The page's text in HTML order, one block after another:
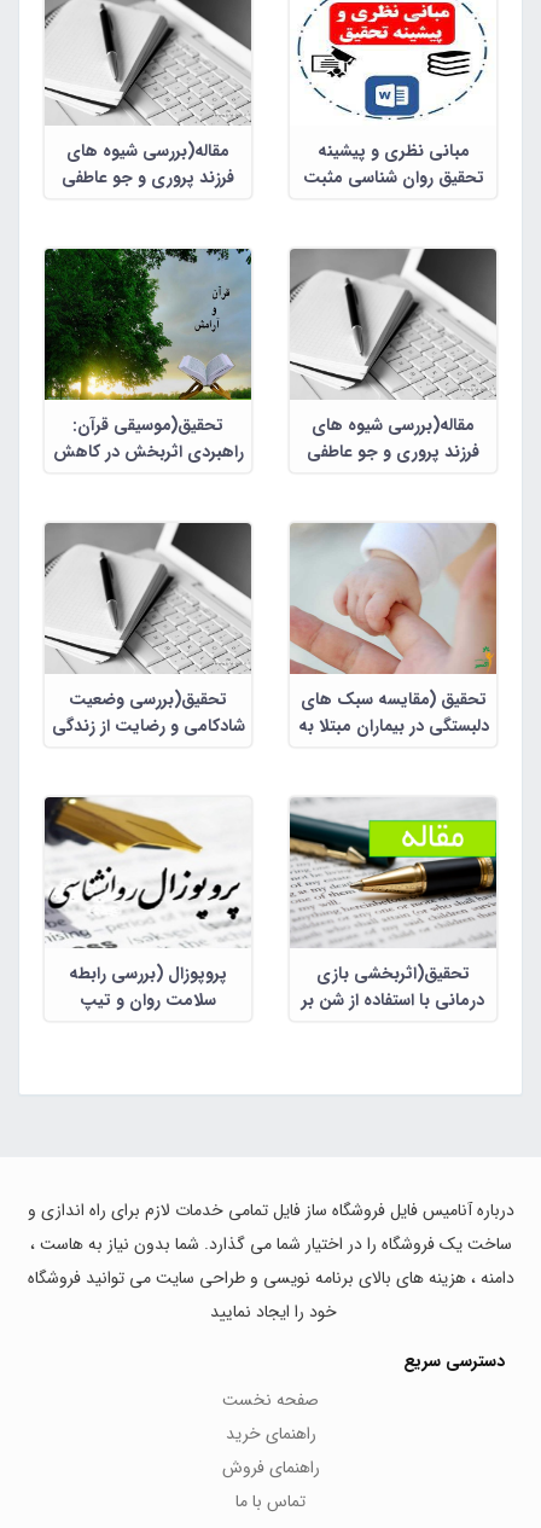
مبانی نظری و پیشینه
تحقیق روان شناسی مثبت
مقاله(بررسی شیوه های
فرزند پروری و جو عاطفی
اضطراب)
مقاله(بررسی شیوه های
فرزند پروری و جو عاطفی
اضطراب)
تحقیق(موسیقی قرآن:
راهبردی اثربخش در کاهش
تحقیق (مقایسه سبک های
دلبستگی در بیماران مبتلا به
تحقیق(بررسی وضعیت
شادکامی و رضایت از زندگی
تحقیق(اثربخشی بازی
درمانی با استفاده از شن بر
پروپوزال (بررسی رابطه
سلامت روان و تیپ
درباره آنامیس فایل فروشگاه ساز فایل تمامی خدمات لازم برای راه اندازی و
ساخت یک فروشگاه را در اختیار شما می گذارد. شما بدون نیاز به هاست ،
دامنه ، هزینه های بالای برنامه نویسی و طراحی سایت می توانید فروشگاه
خود را ایجاد نمایید
دسترسی سریع
صفحه نخست
راهنمای خرید
راهنمای فروش
تماس با ما